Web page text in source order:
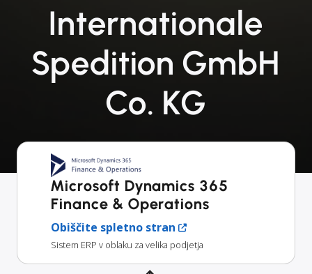
Internationale
Spedition GmbH
Co. KG
Microsoft Dynamics 365
Finance & Operations
Obiščite spletno stran
Sistem ERP v oblaku za velika podjetja